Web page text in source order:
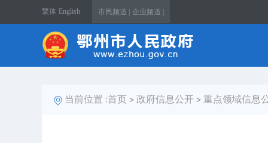
繁体 English 市民频道 | 企业频道 |
当前位置 :首页 > 政府信息公开 > 重点领域信息